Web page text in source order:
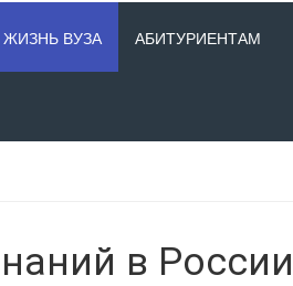
ЖИЗНЬ ВУЗА АБИТУРИЕНТАМ
в России